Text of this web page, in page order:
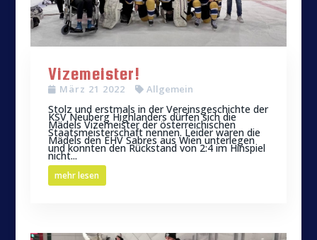
Vizemeister!
März 21 2022 Allgemein
Stolz und erstmals in der Vereinsgeschichte der
KSV Neuberg Highlanders dürfen sich die
Mädels Vizemeister der österreichischen
Staatsmeisterschaft nennen. Leider waren die
Mädels den EHV Sabres aus Wien unterlegen
und konnten den Rückstand von 2:4 im Hinspiel
nicht...
mehr lesen